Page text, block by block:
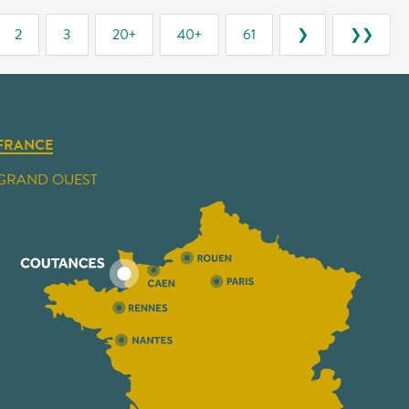
2 3 20+ 40+ 61 ❯ ❯❯
OUEST